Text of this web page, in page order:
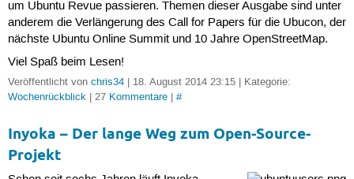
um Ubuntu Revue passieren. Themen dieser Ausgabe sind unter
anderem die Verlängerung des Call for Papers für die Ubucon, der
nächste Ubuntu Online Summit und 10 Jahre OpenStreetMap.
Viel Spaß beim Lesen!
Veröffentlicht von chris34| 18. August 2014 23:15 | Kategorie:
Wochenrückblick| 27 Kommentare| #
Inyoka – Der lange Weg zum Open-Source-
Projekt